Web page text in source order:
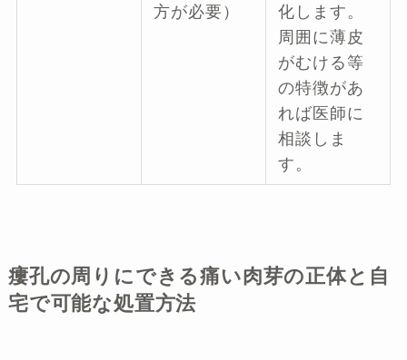
方が必要）
化します。
周囲に薄皮
がむける等
の特徴があ
れば医師に
相談しま
す。
瘻孔の周りにできる痛い肉芽の正体と自
宅で可能な処置方法